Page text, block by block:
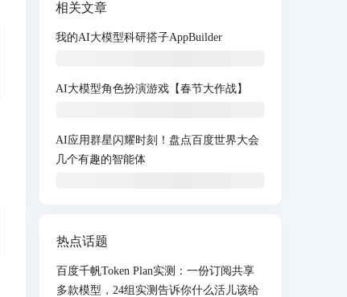
相关文章
我的AI大模型科研搭子AppBuilder
AI大模型角色扮演游戏【春节大作战】
AI应用群星闪耀时刻！盘点百度世界大会
几个有趣的智能体
热点话题
百度千帆Token Plan实测：一份订阅共享
多款模型，24组实测告诉你什么活儿该给